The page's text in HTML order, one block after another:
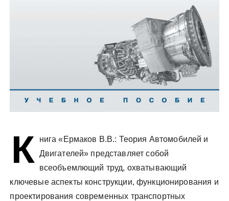
К
нига «Ермаков В.В.: Теория Автомобилей и
Двигателей» представляет собой
всеобъемлющий труд, охватывающий
ключевые аспекты конструкции, функционирования и
проектирования современных транспортных